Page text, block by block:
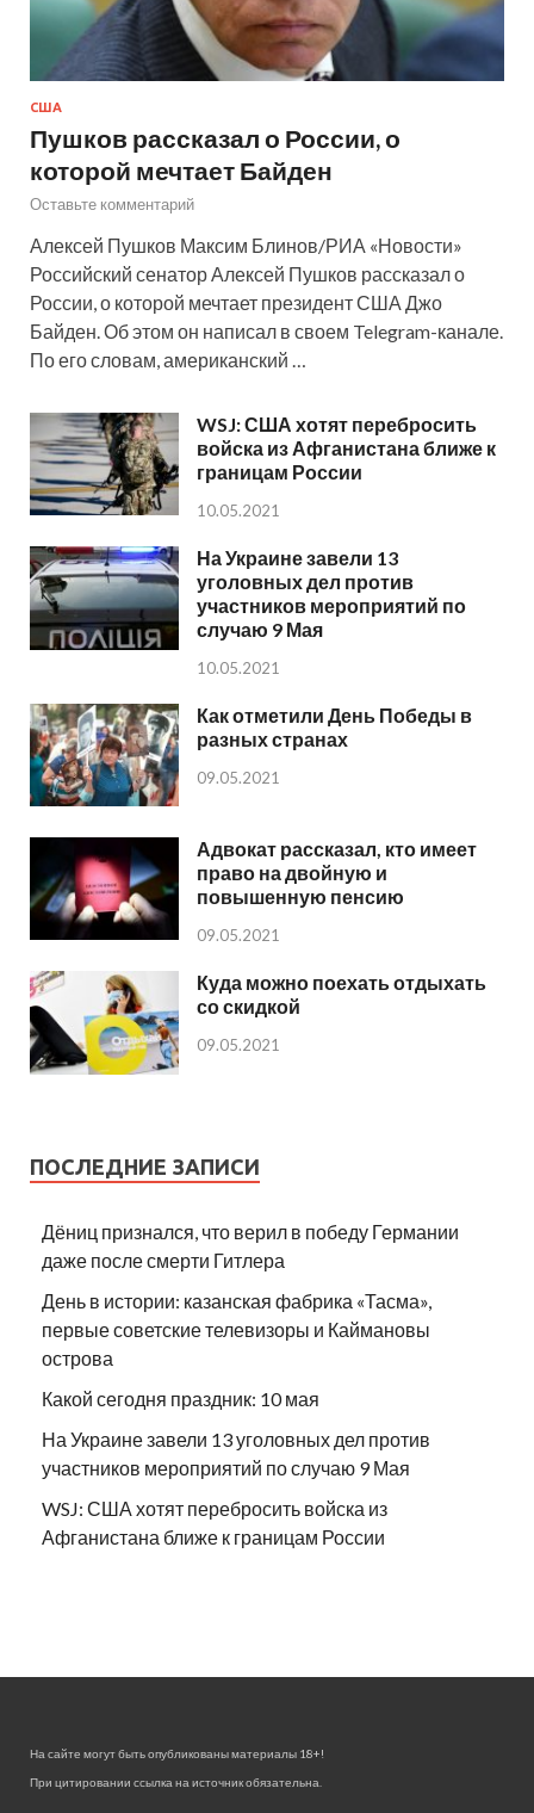
США
Пушков рассказал о России, о
которой мечтает Байден
Оставьте комментарий
Алексей Пушков Максим Блинов/РИА «Новости»
Российский сенатор Алексей Пушков рассказал о
России, о которой мечтает президент США Джо
Байден. Об этом он написал в своем Telegram-канале.
По его словам, американский …
WSJ: США хотят перебросить
войска из Афганистана ближе к
границам России
10.05.2021
На Украине завели 13
уголовных дел против
участников мероприятий по
случаю 9 Мая
10.05.2021
Как отметили День Победы в
разных странах
09.05.2021
Адвокат рассказал, кто имеет
право на двойную и
повышенную пенсию
09.05.2021
Куда можно поехать отдыхать
со скидкой
09.05.2021
ПОСЛЕДНИЕ ЗАПИСИ
Дёниц признался, что верил в победу Германии
даже после смерти Гитлера
День в истории: казанская фабрика «Тасма»,
первые советские телевизоры и Каймановы
острова
Какой сегодня праздник: 10 мая
На Украине завели 13 уголовных дел против
участников мероприятий по случаю 9 Мая
WSJ: США хотят перебросить войска из
Афганистана ближе к границам России
На сайте могут быть опубликованы материалы 18+!
При цитировании ссылка на источник обязательна.